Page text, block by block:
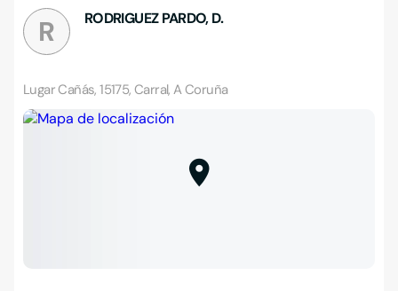
R RODRIGUEZ PARDO, D.
Lugar Cañás, 15175, Carral, A Coruña